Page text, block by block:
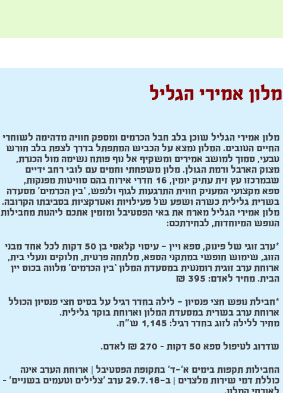
מלון אמירי הגליל
מלון אמירי הגליל שוכן בלב חבל הכרמים ומספק חוויה מדהימה לשוחרי
החיים הטובים. המלון נמצא על הכביש המתפתל בדרך לצפת בלב חורש
טבעי, סמוך למושב אמירים ומשקיף אל נוף פותח נשימה מול הכנרת,
מצוק הארבל ורמת הגולן. מלון משפחתי וחמים עם לובי רחב ידיים
שבמרכזו עץ זית עתיק יומין, 16 חדרי אירוח בהם סוויטות מפנקות,
ספא מקצועי המעניק חווית התרגעות לגוף ולנפש, ‘בין הכרמים’ מסעדה
בשרית גלילית כשרה ושפע של פעילויות ואטרקציות בסביבתו הקרובה.
מלון אמירי הגליל מארח את באי הפסטיבל ומזמין אתכם ליהנות מחבילות
הנופש המיוחדות, לבחירתכם:
*ערב זוגי של פינוק, ספא ויין - עיסוי קלאסי בן 50 דקות לכל אחד מבני
הזוג, שימוש חופשי במתקני הספא, מלתחה פרטית, חלוקים ונעלי בית,
ארוחת ערב זוגית רומנטית במסעדת המלון ‘בין הכרמים’ מלווה בכוס יין
הבית. מחיר לאדם: 395 ₪
*חבילת נופש חצי פנסיון - לילה בחדר רגיל על בסיס חצי פנסיון הכולל
ארוחת ערב בשרית במסעדת המלון וארוחת בוקר גלילית.
מחיר ללילה לזוג בחדר רגיל: 1,145 ש"ח.
שדרוג לטיפול ספא 50 דקות – 270 ₪ לאדם.
החבילות תקפות בימים א’-ד’ בתקופת הפסטיבל | ארוחת הערב אינה